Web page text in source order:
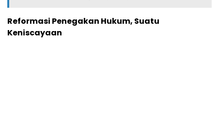
Reformasi Penegakan Hukum, Suatu
Keniscayaan